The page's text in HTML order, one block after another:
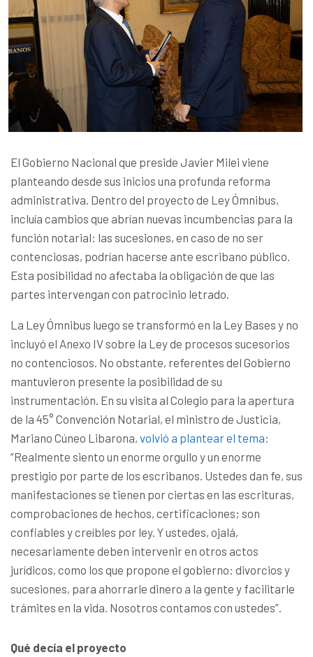
El Gobierno Nacional que preside Javier Milei viene
planteando desde sus inicios una profunda reforma
administrativa. Dentro del proyecto de Ley Ómnibus,
incluía cambios que abrían nuevas incumbencias para la
función notarial: las sucesiones, en caso de no ser
contenciosas, podrían hacerse ante escribano público.
Esta posibilidad no afectaba la obligación de que las
partes intervengan con patrocinio letrado.
La Ley Ómnibus luego se transformó en la Ley Bases y no
incluyó el Anexo IV sobre la Ley de procesos sucesorios
no contenciosos. No obstante, referentes del Gobierno
mantuvieron presente la posibilidad de su
instrumentación. En su visita al Colegio para la apertura
de la 45° Convención Notarial, el ministro de Justicia,
Mariano Cúneo Libarona, volvió a plantear el tema:
“Realmente siento un enorme orgullo y un enorme
prestigio por parte de los escribanos. Ustedes dan fe, sus
manifestaciones se tienen por ciertas en las escrituras,
comprobaciones de hechos, certificaciones; son
confiables y creíbles por ley. Y ustedes, ojalá,
necesariamente deben intervenir en otros actos
jurídicos, como los que propone el gobierno: divorcios y
sucesiones, para ahorrarle dinero a la gente y facilitarle
trámites en la vida. Nosotros contamos con ustedes”.
Qué decía el proyecto